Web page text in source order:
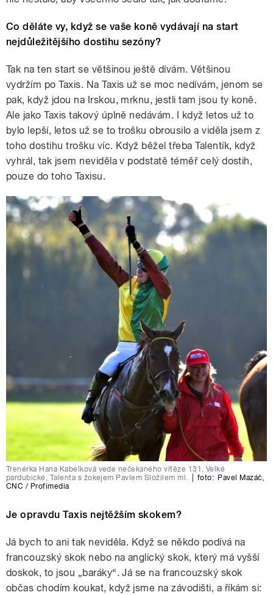
Co děláte vy, když se vaše koně vydávají na start
nejdůležitějšího dostihu sezóny?
Tak na ten start se většinou ještě dívám. Většinou
vydržím po Taxis. Na Taxis už se moc nedívám, jenom se
pak, když jdou na Irskou, mrknu, jestli tam jsou ty koně.
Ale jako Taxis takový úplně nedávám. I když letos už to
bylo lepší, letos už se to trošku obrousilo a viděla jsem z
toho dostihu trošku víc. Když běžel třeba Talentík, když
vyhrál, tak jsem neviděla v podstatě téměř celý dostih,
pouze do toho Taxisu.
Trenérka Hana Kabelková vede nečekaného vítěze 131. Velké
pardubické, Talenta s žokejem Pavlem Složilem ml.
foto: Pavel Mazáč,
CNC / Profimedia
Je opravdu Taxis nejtěžším skokem?
Já bych to ani tak neviděla. Když se někdo podívá na
francouzský skok nebo na anglický skok, který má vyšší
doskok, to jsou „baráky“. Já se na francouzský skok
občas chodím koukat, když jsme na závodišti, a říkám si: